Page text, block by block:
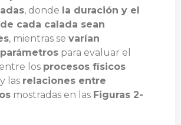
, donde la duración y el
cada calada sean
, mientras se varían
para evaluar el
los procesos físicos
las relaciones entre
mostradas en las Figuras 2-